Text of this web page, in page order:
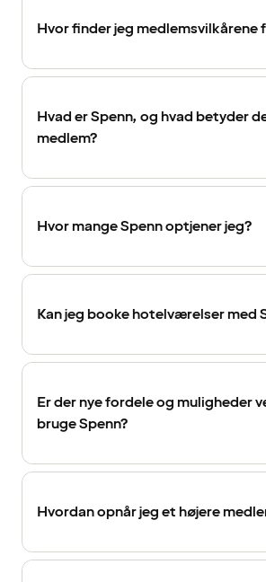
Hvor finder jeg medlemsvilkårene
Hvad er Spenn, og hvad betyder
medlem?
Hvor mange Spenn optjener jeg?
Kan jeg booke hotelværelser med
Er der nye fordele og muligheder
bruge Spenn?
Hvordan opnår jeg et højere